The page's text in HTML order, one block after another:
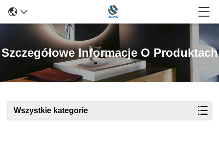
Szczegółowe Informacje O Produktach
Wszystkie kategorie